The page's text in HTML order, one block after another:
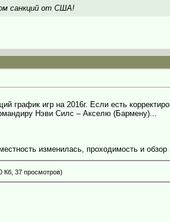
санкций от США!
график игр на 2016г. Если есть
Нэви Силс – Акселю (Бармену)...
изменилась, проходимость и
Кб, 37 просмотров)